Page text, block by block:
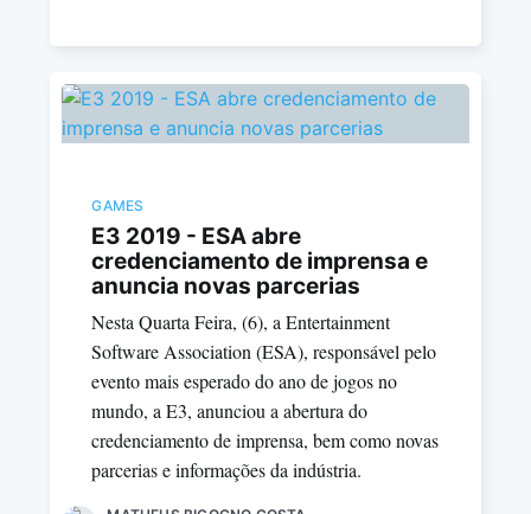
GAMES
E3 2019 - ESA abre
credenciamento de imprensa e
anuncia novas parcerias
Nesta Quarta Feira, (6), a Entertainment
Software Association (ESA), responsável pelo
evento mais esperado do ano de jogos no
mundo, a E3, anunciou a abertura do
credenciamento de imprensa, bem como novas
parcerias e informações da indústria.